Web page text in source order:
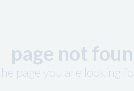
page not
page you are looking